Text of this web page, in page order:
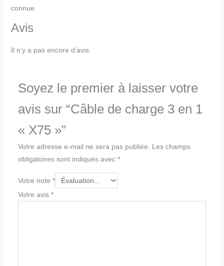
connue.
Avis
Il n’y a pas encore d’avis.
Soyez le premier à laisser votre
avis sur “Câble de charge 3 en 1
« X75 »”
Votre adresse e-mail ne sera pas publiée.
Les champs
obligatoires sont indiqués avec *
Votre note *
Votre avis *